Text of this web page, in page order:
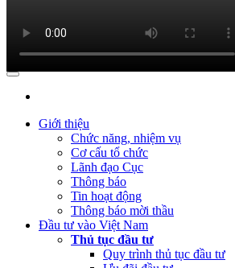
quyết toán ngân sách năm 2022 của Cục
sách Quý 3 năm 2023
Quý 2 năm 2023
(Thứ Tư, 12/04/2023 03:20)
thực hiện dự toán NSNN Quý 1 năm 2023
(Thứ Ba, 21/03/2023 04:55)
2022 của Ban Quản lý dự án Nâng cấp và
thông tin quốc gia về đầu tư
(Thứ Hai, 20/03/2023 05:26)Báo cáo tình
Giới thiệu
Chức năng, nhiệm vụ
Cơ cấu tổ chức
Lãnh đạo Cục
Thông báo
Tin hoạt động
Thông báo mời thầu
Đầu tư vào Việt Nam
Thủ tục đầu tư
Quy trình thủ tục đầu tư